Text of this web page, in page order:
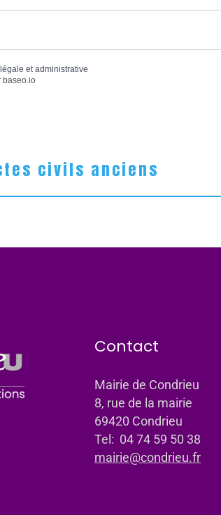
et administrative
baseo.io
civils anciens
Contact
Mairie de Condrieu
8, rue de la mairie
69420 Condrieu
Tel: 04 74 59 50 38
mairie@condrieu.fr